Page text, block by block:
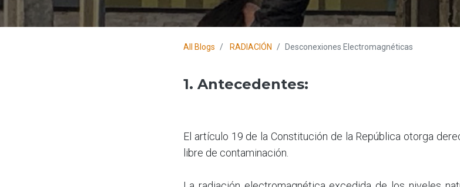
All Blogs RADIACIÓN Desconexiones Electromagnéticas
1. Antecedentes:
El artículo 19 de la Constitución de la República otorga
libre de contaminación.